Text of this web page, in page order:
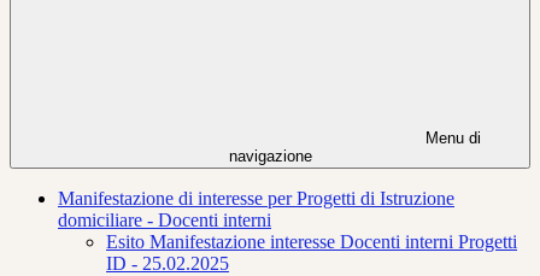
Menu di
navigazione
Manifestazione di interesse per Progetti di Istruzione
domiciliare - Docenti interni
Esito Manifestazione interesse Docenti interni Progetti
ID - 25.02.2025